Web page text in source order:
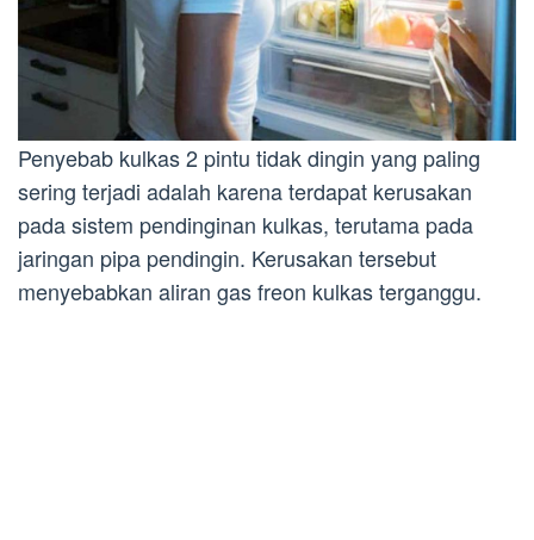
Penyebab kulkas 2 pintu tidak dingin yang paling
sering terjadi adalah karena terdapat kerusakan
pada sistem pendinginan kulkas, terutama pada
jaringan pipa pendingin. Kerusakan tersebut
menyebabkan aliran gas freon kulkas terganggu.